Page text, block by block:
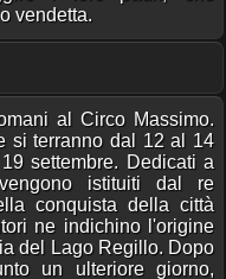
vendetta.
al Circo Massimo.
si terranno dal 12 al 14
settembre. Dedicati a
istituiti dal re
conquista della città
ne indichino l'origine
del Lago Regillo. Dopo
un ulteriore giorno,